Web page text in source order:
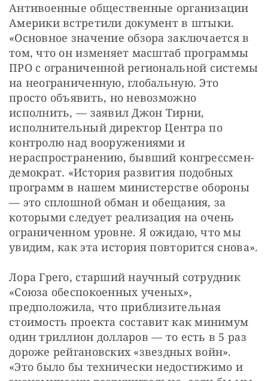
Антивоенные общественные организации
Америки встретили документ в штыки.
«Основное значение обзора заключается в
том, что он изменяет масштаб программы
ПРО с ограниченной региональной системы
на неограниченную, глобальную. Это
просто объявить, но невозможно
исполнить, — заявил Джон Тирни,
исполнительный директор Центра по
контролю над вооружениями и
нераспространению, бывший конгрессмен-
демократ. «История развития подобных
программ в нашем министерстве обороны
— это сплошной обман и обещания, за
которыми следует реализация на очень
ограниченном уровне. Я ожидаю, что мы
увидим, как эта история повторится снова».
Лора Грего, старший научный сотрудник
«Союза обеспокоенных ученых»,
предположила, что приблизительная
стоимость проекта составит как минимум
один триллион долларов — то есть в 5 раз
дороже рейгановских «звездных войн».
«Это было бы технически недостижимо и